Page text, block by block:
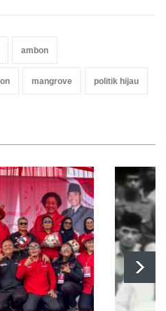
ambon
mangrove politik hijau